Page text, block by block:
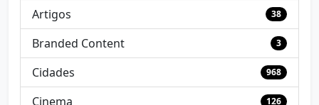
Artigos 38
Branded Content 3
Cidades 968
Cinema 126